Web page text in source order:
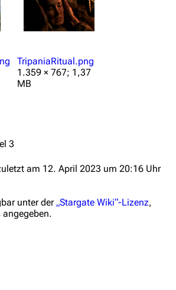
Änderungen
Übersicht
melden
TripaniaRitual.png
1.359 × 767; 1,37
MB
3
am 12. April 2023 um 20:16 Uhr
unter der „Stargate Wiki“-Lizenz,